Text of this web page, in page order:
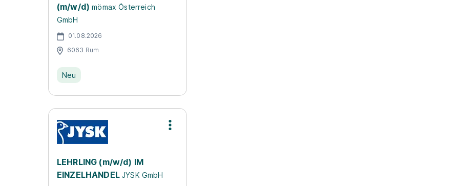
(m/w/d) mömax Österreich
GmbH
01.08.2026
6063 Rum
Neu
LEHRLING (m/w/d) IM
EINZELHANDELJYSK GmbH